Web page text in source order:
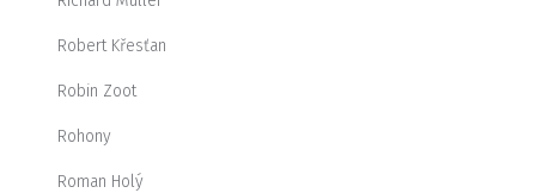
Robert Křesťan
Robin Zoot
Rohony
Roman Holý